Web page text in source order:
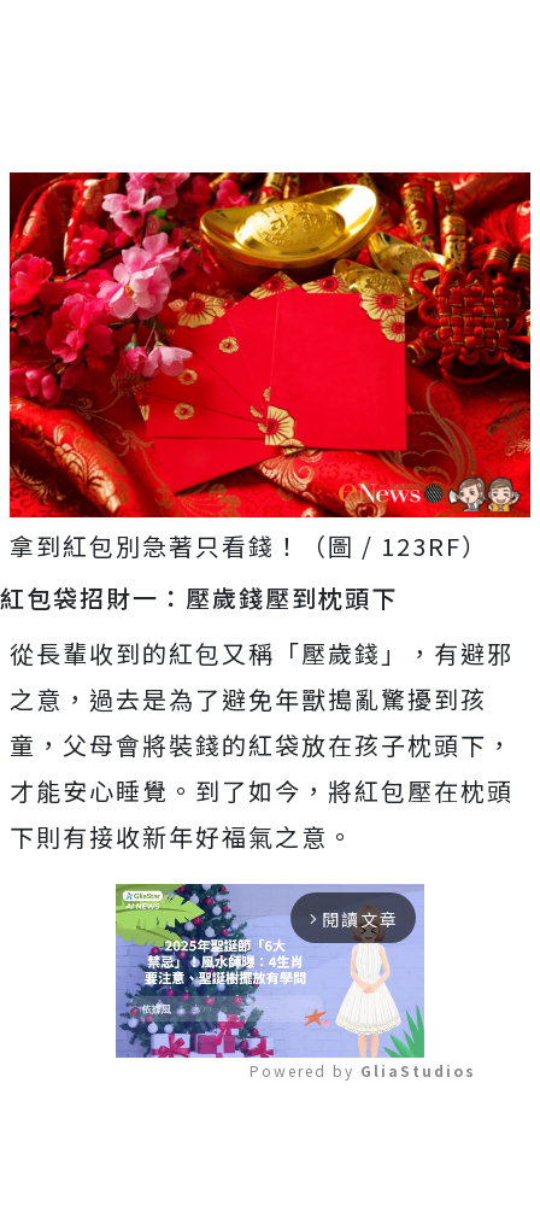
拿到紅包別急著只看錢！（圖 / 123RF）
紅包袋招財一：壓歲錢壓到枕頭下
從長輩收到的紅包又稱「壓歲錢」，有避邪
之意，過去是為了避免年獸搗亂驚擾到孩
童，父母會將裝錢的紅袋放在孩子枕頭下，
才能安心睡覺。到了如今，將紅包壓在枕頭
下則有接收新年好福氣之意。
arrow_forward_ios 閱讀文章
Powered by GliaStudios